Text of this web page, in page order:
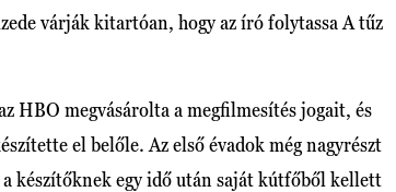
várják kitartóan, hogy az író folytassa A tűz
HBO megvásárolta a megfilmesítés jogait, és
el belőle. Az első évadok még nagyrészt
készítőknek egy idő után saját kútfőből kellett